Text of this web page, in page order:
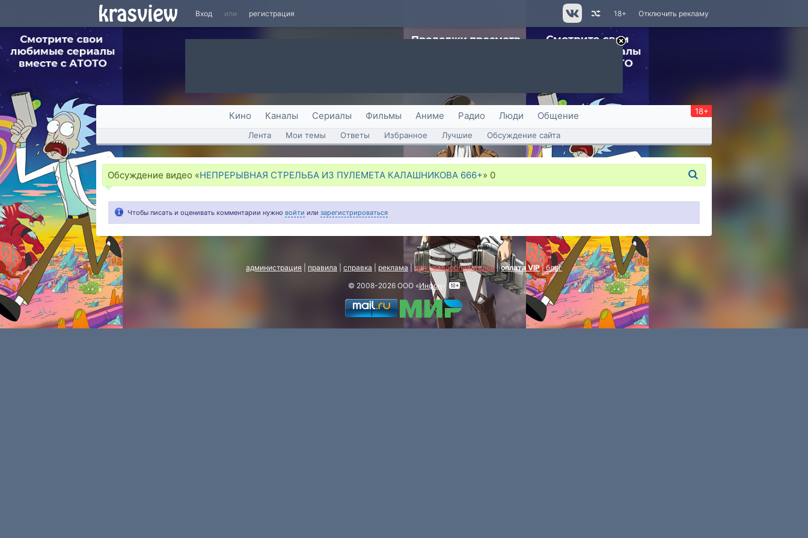
Вход или регистрация Отключить рекламу
18+
Кино Каналы Сериалы Фильмы Аниме Радио Люди Общение 18+
Лента Мои темы Ответы Избранное Лучшие Обсуждение сайта
Обсуждение видео «НЕПРЕРЫВНАЯ СТРЕЛЬБА ИЗ ПУЛЕМЕТА КАЛАШНИКОВА 666+» 0
Чтобы писать и оценивать комментарии нужно войти или зарегистрироваться
администрация правила справка реклама для правообладателей|оплата VIP|блог
© 2008-2026 ООО «Инфон»